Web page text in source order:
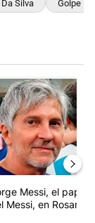
Da Silva Golpe
30 comentarios.
de tendencia con
Messi, el papá
Messi, en Rosario